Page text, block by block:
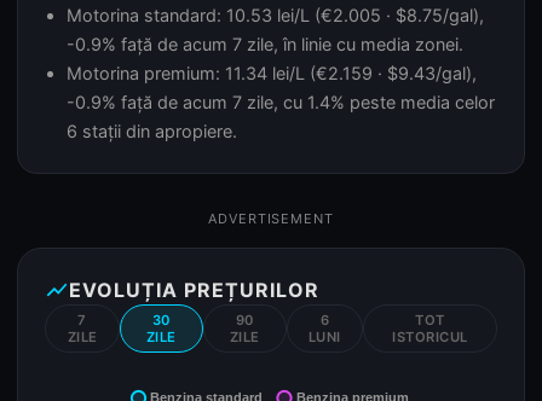
Motorina standard: 10.53 lei/L (€2.005 · $8.75/gal),
-0.9% față de acum 7 zile, în linie cu media zonei.
Motorina premium: 11.34 lei/L (€2.159 · $9.43/gal),
-0.9% față de acum 7 zile, cu 1.4% peste media celor
6 stații din apropiere.
ADVERTISEMENT
show_chartEVOLUȚIA PREȚURILOR
7
ZILE
30
ZILE
90
ZILE
6
LUNI
TOT
ISTORICUL